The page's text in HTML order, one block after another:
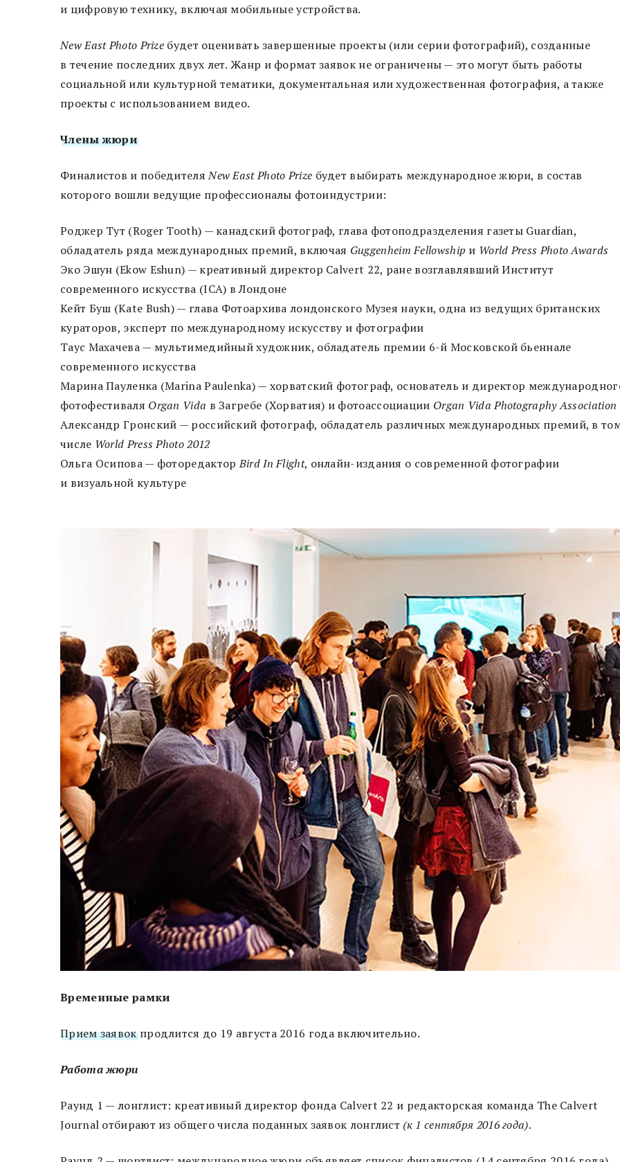
и цифровую технику, включая мобильные устройства.
New East Photo Prize будет оценивать завершенные проекты (или серии фотографий), созданные
в течение последних двух лет. Жанр и формат заявок не ограничены — это могут быть работы
социальной или культурной тематики, документальная или художественная фотография, а также
проекты с использованием видео.
Члены жюри
Финалистов и победителяNew East Photo Prize будет выбирать международное жюри, в состав
которого вошли ведущие профессионалы фотоиндустрии:
Роджер Тут (Roger Tooth) — канадский фотограф, глава фотоподразделения газеты Guardian,
обладатель ряда международных премий, включая Guggenheim Fellowship и World Press Photo Awards
Эко Эшун (Ekow Eshun) — креативный директор Calvert 22, ране возглавлявший Институт
современного искусства (ICA) в Лондоне
Кейт Буш (Kate Bush) — глава Фотоархива лондонского Музея науки, одна из ведущих британских
кураторов, эксперт по международному искусству и фотографии
Таус Махачева — мультимедийный художник, обладатель премии 6-й Московской бьеннале
современного искусства
Марина Пауленка (Marina Paulenka) — хорватский фотограф, основатель и директор
фотофестиваля Organ Vida в Загребе (Хорватия) и фотоассоциации Organ Vida Photography Association
Александр Гронский — российский фотограф, обладатель различных международных премий, в
числе World Press Photo 2012
Ольга Осипова — фоторедакторBird In Flight, онлайн-издания о современной фотографии
и визуальной культуре
Временные рамки
Прием заявокпродлится до 19 августа 2016 года включительно.
Работа жюри
Раунд 1 — лонглист: креативный директор фонда Calvert 22 и редакторская команда The Calvert
Journal отбирают из общего числа поданных заявок лонглист (к 1 сентября 2016 года).